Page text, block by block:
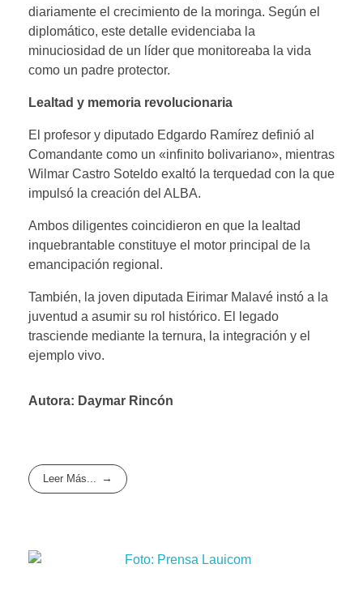
diariamente el crecimiento de la moringa. Según el
diplomático, este detalle evidenciaba la
minuciosidad de un líder que monitoreaba la vida
como un padre protector.
Lealtad y memoria revolucionaria
El profesor y diputado Edgardo Ramírez definió al
Comandante como un «infinito bolivariano», mientras
Wilmar Castro Soteldo exaltó la terquedad con la que
impulsó la creación del ALBA.
Ambos diligentes coincidieron en que la lealtad
inquebrantable constituye el motor principal de la
emancipación regional.
También, la joven diputada Eirimar Malavé instó a la
juventud a asumir su rol histórico. El legado
trasciende mediante la ternura, la integración y el
ejemplo vivo.
Autora: Daymar Rincón
Leer Más...